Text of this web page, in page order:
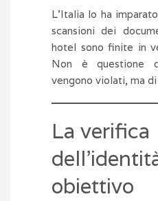
L’Italia lo ha
scansioni dei
hotel sono finite in
Non è questione
vengono violati, ma di
La verifica
obiettivo